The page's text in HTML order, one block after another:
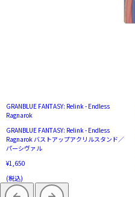
GRANBLUE FANTASY: Relink - Endless
Ragnarok
GRANBLUE FANTASY: Relink - Endless
Ragnarok バストアップアクリルスタンド／
パーシヴァル
¥1,650
(税込)